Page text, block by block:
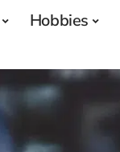
Hobbies